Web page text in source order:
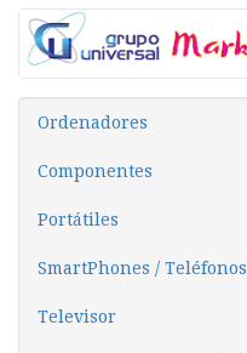
Ordenadores
Componentes
Portátiles
SmartPhones / Teléfonos
Televisor